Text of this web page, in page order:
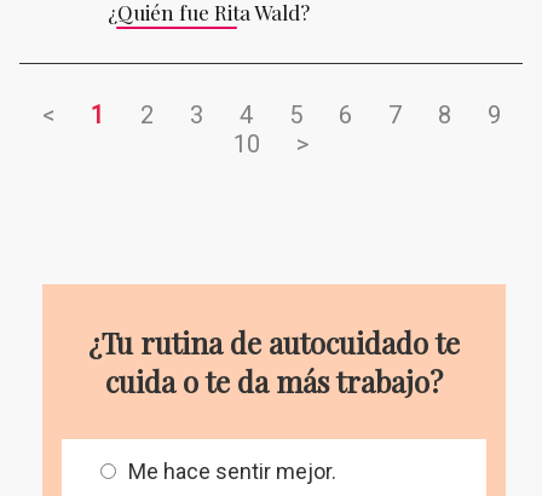
¿Quién fue Rita Wald?
< 1 2 3 4 5 6 7 8
9
10
>
¿Tu rutina de autocuidado te
cuida o te da más trabajo?
Me hace sentir mejor.